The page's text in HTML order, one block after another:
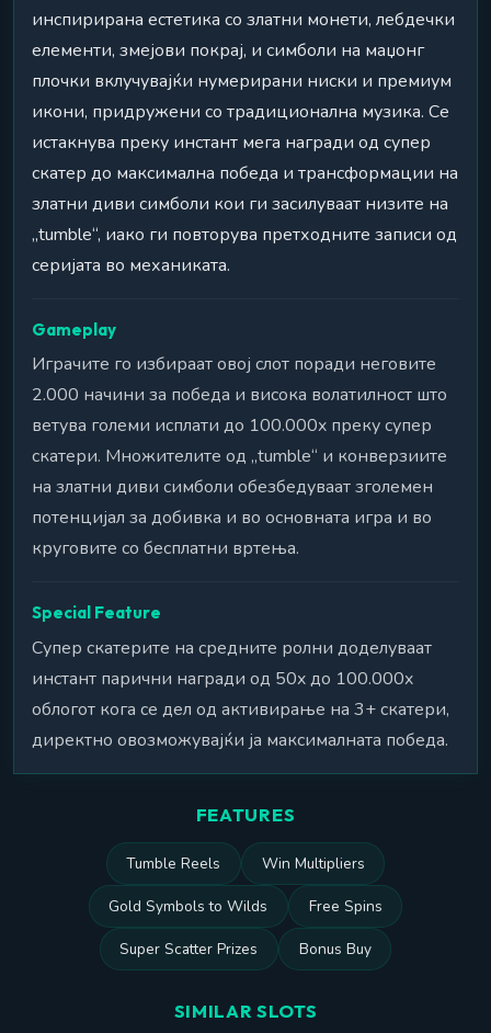
инспирирана естетика со златни монети, лебдечки
елементи, змејови покрај, и симболи на маџонг
плочки вклучувајќи нумерирани ниски и премиум
икони, придружени со традиционална музика. Се
истакнува преку инстант мега награди од супер
скатер до максимална победа и трансформации на
златни диви симболи кои ги засилуваат низите на
„tumble“, иако ги повторува претходните записи од
серијата во механиката.
Gameplay
Играчите го избираат овој слот поради неговите
2.000 начини за победа и висока волатилност што
ветува големи исплати до 100.000x преку супер
скатери. Множителите од „tumble“ и конверзиите
на златни диви симболи обезбедуваат зголемен
потенцијал за добивка и во основната игра и во
круговите со бесплатни вртења.
Special Feature
Супер скатерите на средните ролни доделуваат
инстант парични награди од 50x до 100.000x
облогот кога се дел од активирање на 3+ скатери,
директно овозможувајќи ја максималната победа.
FEATURES
Tumble Reels Win Multipliers
Gold Symbols to Wilds Free Spins
Super Scatter Prizes Bonus Buy
SIMILAR SLOTS